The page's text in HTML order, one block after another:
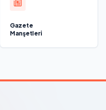
Gazete
Manşetleri